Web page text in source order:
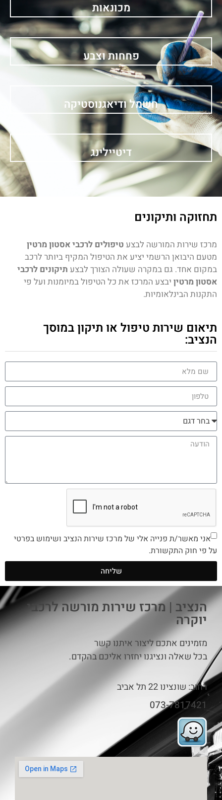
מכונאות
פחחות וצבע
חשמל ודיאגנוסטיקה
דיטיילינג
תחזוקה ותיקונים
מרכז שירות המורשה לבצע טיפולים לרכבי אסטון מרטין
מטעם היבואן הרשמי יציע את הטיפול המקיף ביותר לרכב
במקום אחד. גם במקרה שעולה הצורך לבצע תיקונים לרכבי
אסטון מרטין יבצע המרכז את כל הטיפול במיומנות ועל פי
התקנות הבינלאומיות.
תיאום שירות טיפול או תיקון במוסך
הנציב:
אני מאשר/ת פנייה אלי של מרכז שירות הנציב ושימוש בפרטי
על פי חוק התקשורת.
שליחה
הנציב | מרכז שירות מורשה לרכבי
יוקרה
מזמינים אתכם ליצור איתנו קשר
בכל שאלה ונציגנו יחזרו אליכם בהקדם.
רחוב: שונצינו 22 תל אביב
073-7817421